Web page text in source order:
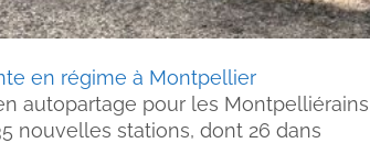
en régime à Montpellier
autopartage pour les Montpelliérains
nouvelles stations, dont 26 dans